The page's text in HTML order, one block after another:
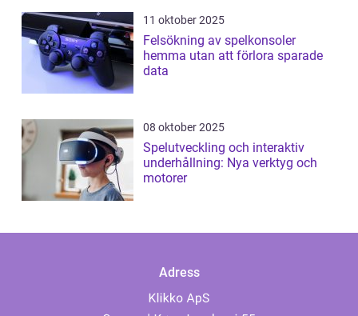
11 oktober 2025
Felsökning av spelkonsoler
hemma utan att förlora sparade
data
08 oktober 2025
Spelutveckling och interaktiv
underhållning: Nya verktyg och
motorer
Adress